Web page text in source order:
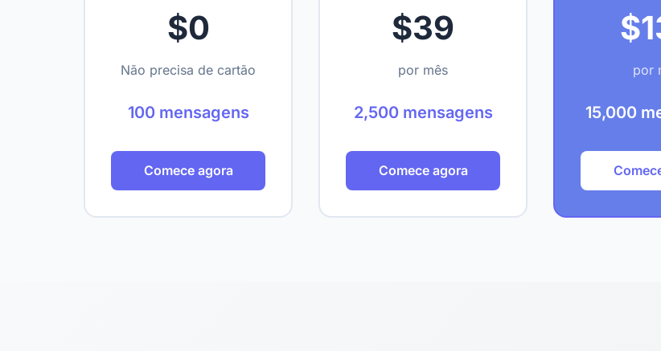
$0
Não precisa de cartão
100 mensagens
Comece agora
$39
por mês
2,500 mensagens
Comece agora
por
15,000